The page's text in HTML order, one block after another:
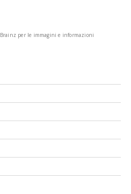
per le immagini e informazioni